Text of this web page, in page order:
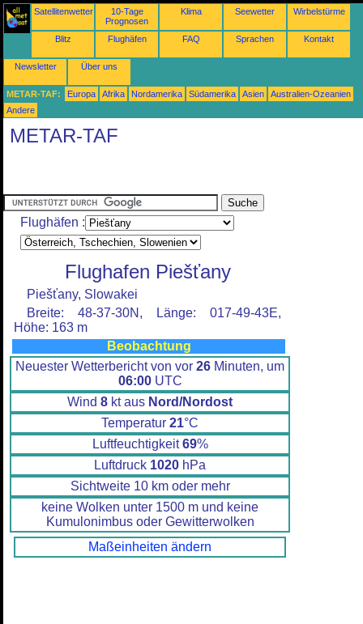
Satellitenwetter
10-Tage
Prognosen
Klima Seewetter Wirbelstürme
Blitz Flughäfen FAQ Sprachen Kontakt
Newsletter Über uns
METAR-TAF: Europa Afrika Nordamerika Südamerika Asien
Australien-Ozeanien
Andere
METAR-TAF
Flughäfen :
Flughafen Piešťany
Piešťany, Slowakei
Breite: 48-37-30N, Länge: 017-49-43E,
Höhe: 163 m
Beobachtung
Neuester Wetterbericht von vor 26 Minuten, um
06:00UTC
Wind 8 kt aus Nord/Nordost
Temperatur 21°C
Luftfeuchtigkeit69%
Luftdruck 1020 hPa
Sichtweite 10 km oder mehr
keine Wolken unter 1500 m und keine
Kumulonimbus oder Gewitterwolken
Maßeinheiten ändern